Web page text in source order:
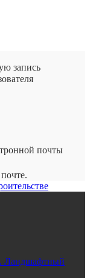
запись
почты
Ландшафтный